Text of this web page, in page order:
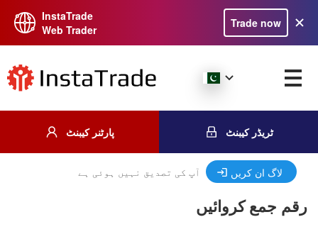
InstaTrade
Web Trader
Trade now
پارٹنر کیبنٹ ٹریڈر کیبنٹ
آپ کی تصدیق نہیں ہوئی ہے لاگ ان کریں
رقم جمع کروائیں